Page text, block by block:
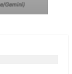
Gemini)